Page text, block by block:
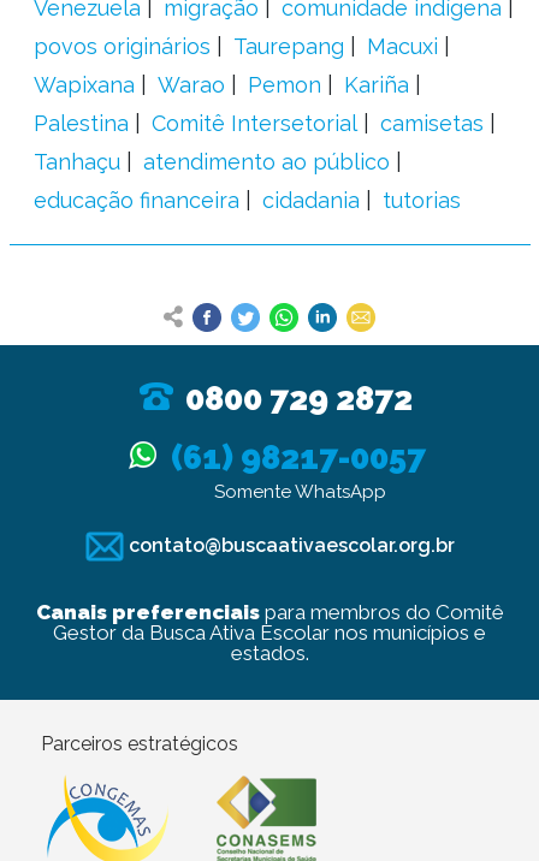
Venezuela
migração
comunidade indígena
povos originários
Taurepang
Macuxi
Wapixana
Warao Pemon
Kariña
Palestina
Comitê Intersetorial
camisetas
Tanhaçu
atendimento ao público
educação financeira
cidadania tutorias
0800 729 2872
(61) 98217-0057
Somente WhatsApp
contato@buscaativaescolar.org.br
Canais preferenciaispara membros do Comitê
Gestor da Busca Ativa Escolar nos municípios e
estados.
Parceiros estratégicos